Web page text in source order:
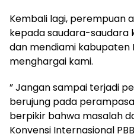
Kembali lagi, perempuan
kepada saudara-saudara
dan mendiami kabupaten
menghargai kami.
” Jangan sampai terjadi
berujung pada
berpikir bahwa masalah
Konvensi Internasional